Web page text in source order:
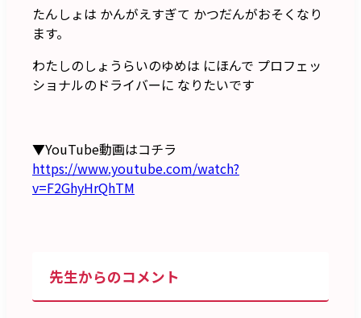
たんしょは かんがえすぎて かつだんがおそくなり
ます。
わたしのしょうらいのゆめは にほんで プロフェッ
ショナルのドライバーに なりたいです​
▼YouTube動画はコチラ
https://www.youtube.com/watch?
v=F2GhyHrQhTM
先生からのコメント